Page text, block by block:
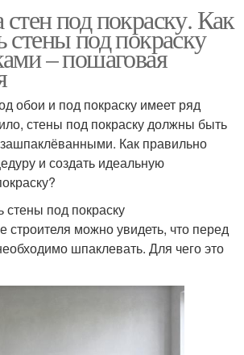
под покраску. Как
стены под покраску
– пошаговая
обои и под покраску имеет ряд
стены под покраску должны быть
Как правильно
и создать идеальную
под покраску
строителя можно увидеть, что перед
шпаклевать. Для чего это